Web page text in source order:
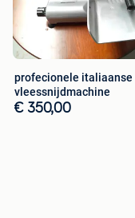
profecionele italiaanse
vleessnijdmachine
€ 350,00